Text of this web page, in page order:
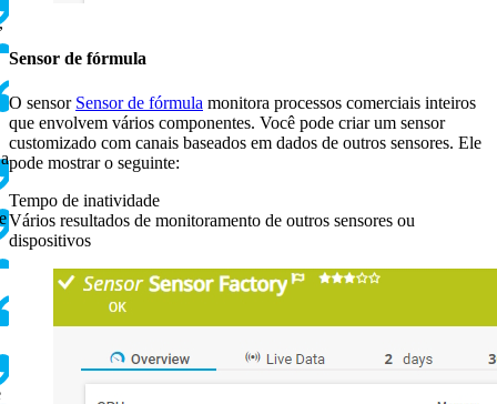
Sensor de fórmula
O sensor Sensor de fórmula monitora processos comerciais inteiros
que envolvem vários componentes. Você pode criar um sensor
customizado com canais baseados em dados de outros sensores. Ele
pode mostrar o seguinte:
Tempo de inatividade
Vários resultados de monitoramento de outros sensores ou
dispositivos